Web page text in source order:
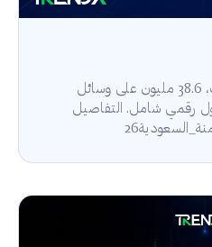
34.4 مليون مستخدم للإنترنت، 38.6 مليون على وسائل
رقمي شامل. التفاصيل